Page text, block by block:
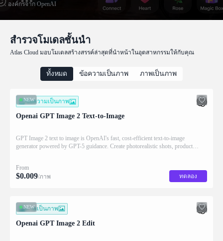
องค์กรจาก OpenAI
สำรวจโมเดลชั้นนำ
Atlas Cloud มอบโมเดลสร้างสรรค์ล่าสุดที่นำหน้าในอุตสาหกรรมให้กับคุณ
ทั้งหมด ข้อความเป็นภาพ ภาพเป็นภาพ
NEW
ข้อความเป็นภาพ
Openai GPT Image 2 Text-to-Image
GPT Image 2 text to image is OpenAI's fast, cost-efficient text-to-image
generator powered by GPT-5 guidance. Create photorealistic shots, product
negative prompts, hex color hints, and style presets. Ready-to-use REST
inference API, best performance, no coldstarts, affordable pricing.
From
$0.009/ภาพ ทดลอง
NEW
ภาพเป็นภาพ
Openai GPT Image 2 Edit